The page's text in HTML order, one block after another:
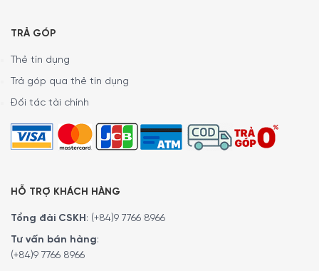
TRẢ GÓP
Thẻ tín dụng
Trả góp qua thẻ tín dụng
Đối tác tài chính
HỖ TRỢ KHÁCH HÀNG
Tổng đài CSKH: (+84)9 7766 8966
Tư vấn bán hàng:
(+84)9 7766 8966